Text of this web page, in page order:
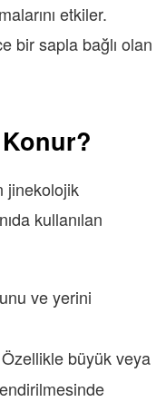
etkiler.
bir sapla bağlı olan
Konur?
jinekolojik
kullanılan
ve yerini
büyük veya